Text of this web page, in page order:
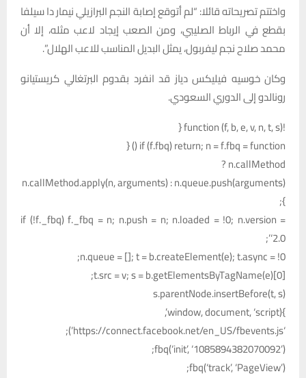
واختتم تصريحاته قائلا: “لم أتوقع إصابة النجم البرازيلي نيمار دا سيلفا
بقطع في الرباط الصليبي، ومن الصعب إيجاد لاعب مثله، إلا أن
محمد صلاح نجم ليفربول، يمثل البديل المناسب للاعب الهلال”.
وكان خوسيه فيليكس دياز قد انفرد بقدوم البرتغالي كريستيانو
رونالدو إلى الدوري السعودي.
!function (f, b, e, v, n, t, s) {
if (f.fbq) return; n = f.fbq = function () {
n.callMethod ?
n.callMethod.apply(n, arguments) : n.queue.push(arguments)
};
if (!f._fbq) f._fbq = n; n.push = n; n.loaded = !0; n.version =
‘2.0’;
n.queue = []; t = b.createElement(e); t.async = !0;
t.src = v; s = b.getElementsByTagName(e)[0];
s.parentNode.insertBefore(t, s)
}(window, document, ‘script’,
‘https://connect.facebook.net/en_US/fbevents.js’);
fbq(‘init’, ‘1085894382070092’);
fbq(‘track’, ‘PageView’);